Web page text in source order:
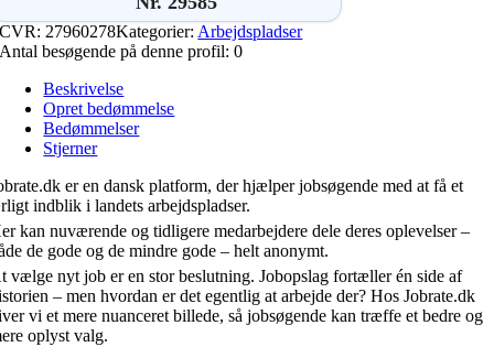
CVR: 27960278Kategorier: Arbejdspladser
Antal besøgende på denne profil: 0
Beskrivelse
Opret bedømmelse
Bedømmelser
Stjerner
er en dansk platform, der hjælper jobsøgende med at få et
indblik i landets arbejdspladser.
kan nuværende og tidligere medarbejdere dele deres oplevelser –
de gode og de mindre gode – helt anonymt.
vælge nyt job er en stor beslutning. Jobopslag fortæller én side af
– men hvordan er det egentlig at arbejde der? Hos Jobrate.dk
vi et mere nuanceret billede, så jobsøgende kan træffe et bedre og
oplyst valg.